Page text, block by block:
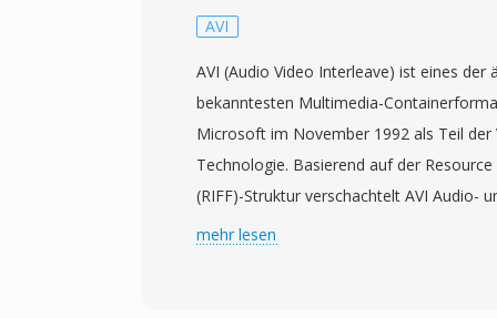
AVI
AVI (Audio Video Interleave) ist eines der
bekanntesten Multimedia-
Microsoft im November 1992 als Teil der
Technologie. Basierend auf der
(RIFF)-Struktur verschachtelt AVI Audio-
abwechselnden Chunks, was synchrone
mehr lesen